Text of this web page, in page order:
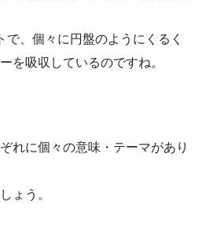
、個々に円盤のようにくるく
を吸収しているのですね。
れに個々の意味・テーマがあり
ょう。